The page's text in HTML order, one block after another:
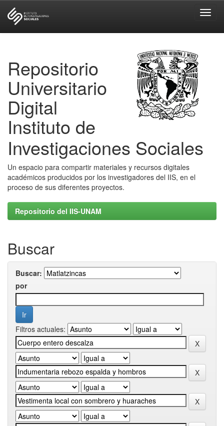
Repositorio
Universitario
Digital
Instituto de
Investigaciones Sociales
Un espacio para compartir materiales y recursos digitales
académicos producidos por los investigadores del IIS, en el
proceso de sus diferentes proyectos.
Repositorio del IIS-UNAM
Buscar
Buscar:
por
Filtros actuales: